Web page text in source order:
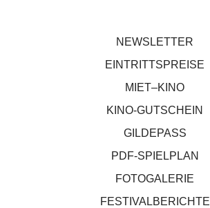
NEWSLETTER
EINTRITTSPREISE
MIET–KINO
KINO-GUTSCHEIN
GILDEPASS
PDF-SPIELPLAN
FOTOGALERIE
FESTIVALBERICHTE